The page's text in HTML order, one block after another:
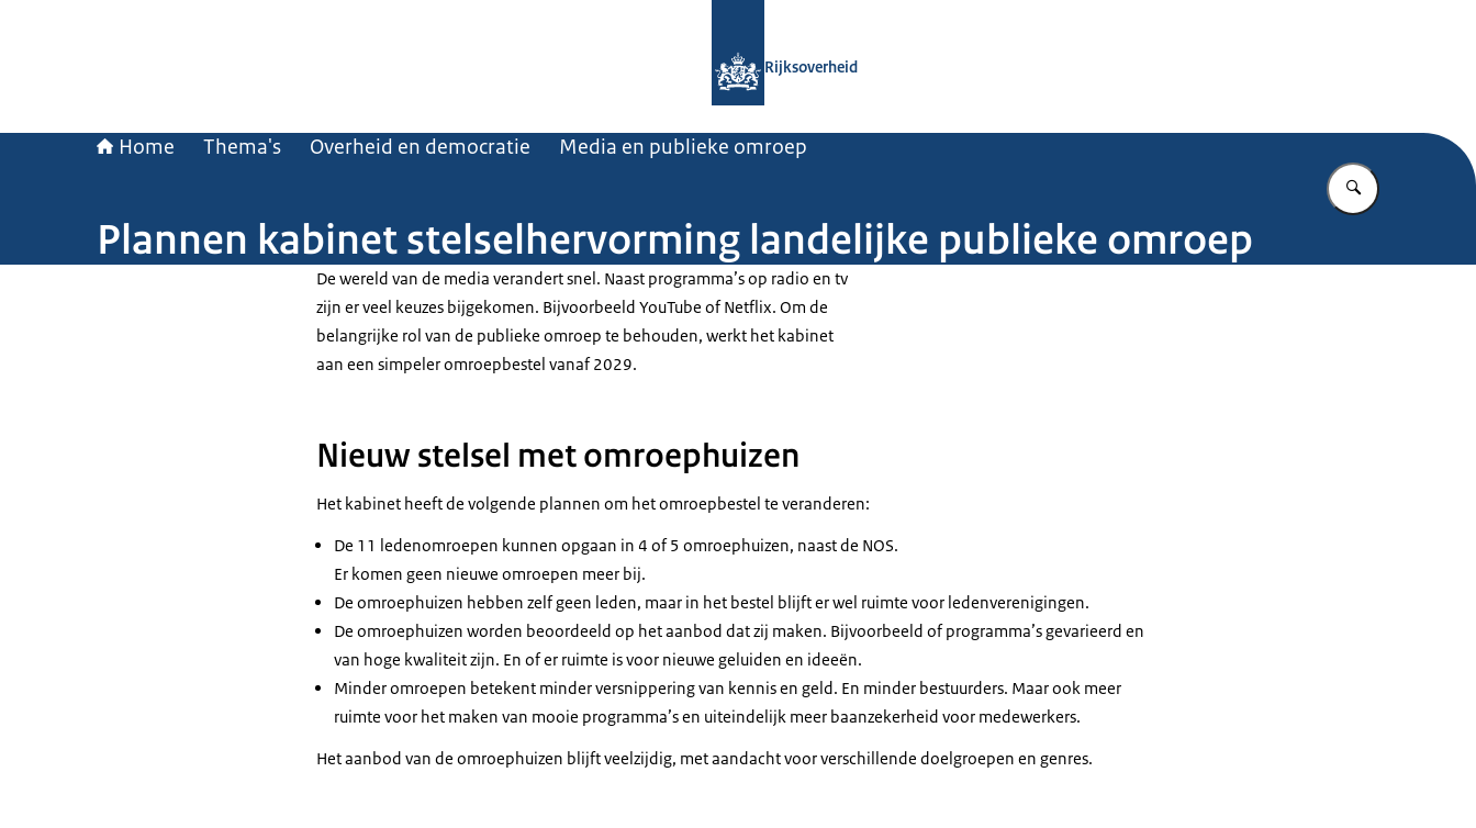
Rijksoverheid
Home Thema's Overheid en democratie Media en publieke omroep
Vul in wat u
Plannen kabinet stelselhervorming landelijke publieke omroep
De wereld van de media verandert snel. Naast programma’s op radio en tv
zijn er veel keuzes bijgekomen. Bijvoorbeeld YouTube of Netflix. Om de
belangrijke rol van de publieke omroep te behouden, werkt het kabinet
aan een simpeler omroepbestel vanaf 2029.
Nieuw stelsel met omroephuizen
Het kabinet heeft de volgende plannen om het omroepbestel te veranderen:
De 11 ledenomroepen kunnen opgaan in 4 of 5 omroephuizen, naast de NOS.
Er komen geen nieuwe omroepen meer bij.
De omroephuizen hebben zelf geen leden, maar in het bestel blijft er wel ruimte voor ledenverenigingen.
De omroephuizen worden beoordeeld op het aanbod dat zij maken. Bijvoorbeeld of programma’s gevarieerd en
van hoge kwaliteit zijn. En of er ruimte is voor nieuwe geluiden en ideeën.
Minder omroepen betekent minder versnippering van kennis en geld. En minder bestuurders. Maar ook meer
ruimte voor het maken van mooie programma’s en uiteindelijk meer baanzekerheid voor medewerkers.
Het aanbod van de omroephuizen blijft veelzijdig, met aandacht voor verschillende doelgroepen en genres.